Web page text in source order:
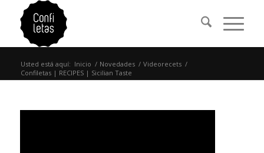
Usted está aquí: Inicio / Novedades / Videorecets /
Confiletas | RECIPES | Sicilian Taste